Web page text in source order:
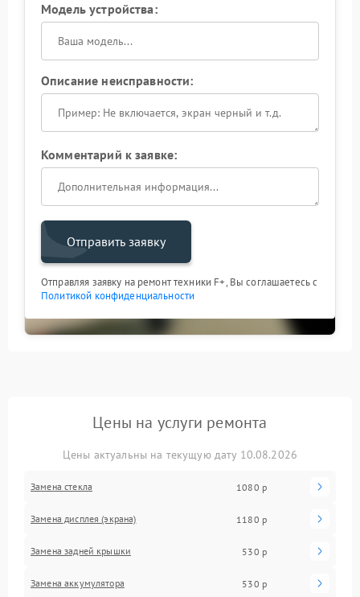
Модель устройства:
Описание неисправности:
Комментарий к заявке:
Отправить заявку
Отправляя заявку на ремонт техники F+, Вы соглашаетесь с
Политикой конфиденциальности
Цены на услуги ремонта
Цены актуальны на текущую дату 10.08.2026
Замена стекла 1080 р
Замена дисплея (экрана) 1180 р
Замена задней крышки 530 р
Замена аккумулятора 530 р